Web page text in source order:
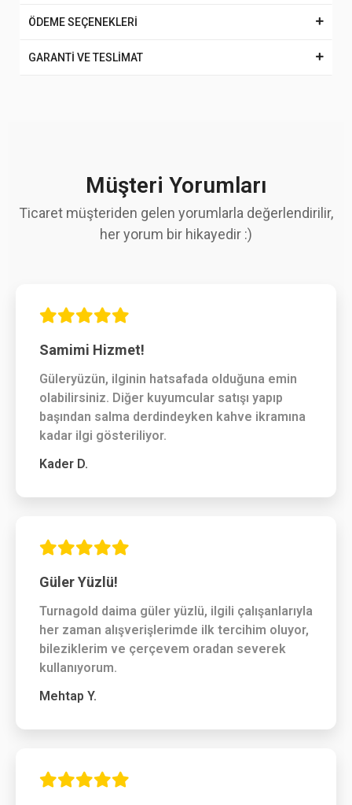
ÖDEME SEÇENEKLERİ
GARANTİ VE TESLİMAT
Müşteri Yorumları
Ticaret müşteriden gelen yorumlarla değerlendirilir,
her yorum bir hikayedir :)
Samimi Hizmet!
Güleryüzün, ilginin hatsafada olduğuna emin
olabilirsiniz. Diğer kuyumcular satışı yapıp
başından salma derdindeyken kahve ikramına
kadar ilgi gösteriliyor.
Kader D.
Güler Yüzlü!
Turnagold daima güler yüzlü, ilgili çalışanlarıyla
her zaman alışverişlerimde ilk tercihim oluyor,
bileziklerim ve çerçevem oradan severek
kullanıyorum.
Mehtap Y.